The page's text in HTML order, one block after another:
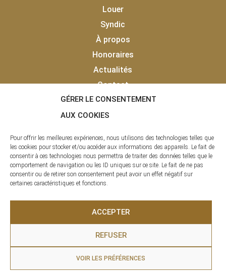
GÉRER LE CONSENTEMENT
AUX COOKIES
Pour offrir les meilleures expériences, nous utilisons des technologies telles que
les cookies pour stocker et/ou accéder aux informations des appareils. Le fait de
consentir à ces technologies nous permettra de traiter des données telles que le
comportement de navigation ou les ID uniques sur ce site. Le fait de ne pas
consentir ou de retirer son consentement peut avoir un effet négatif sur
certaines caractéristiques et fonctions.
ACCEPTER
REFUSER
VOIR LES PRÉFÉRENCES
Louer
Syndic
À propos
Honoraires
Actualités
Contact
Vendu
Laisser un avis client
La clé des Pyrénées © 2020 - 2026 | Tous droits réservés |
Agence Immobilière – SAS LCDP